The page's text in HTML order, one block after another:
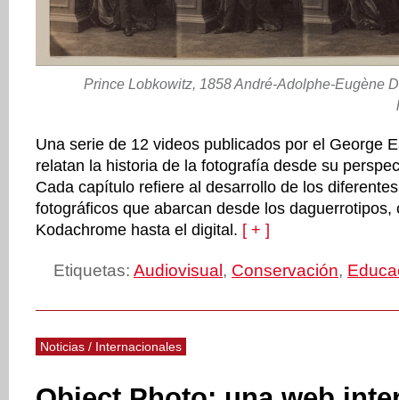
Prince Lobkowitz, 1858 André-Adolphe-Eugène
Una serie de 12 videos publicados por el George
relatan la historia de la fotografía desde su
Cada capítulo refiere al desarrollo de los
fotográficos que abarcan desde los daguerrotipos,
Kodachrome hasta el digital. [ + ]
Etiquetas: Audiovisual , Conservación,
Noticias / Internacionales